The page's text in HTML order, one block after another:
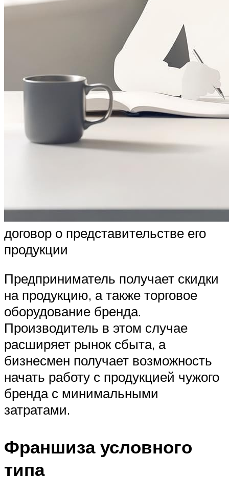
договор о представительстве его
продукции
Предприниматель получает скидки
на продукцию, а также торговое
оборудование бренда.
Производитель в этом случае
расширяет рынок сбыта, а
бизнесмен получает возможность
начать работу с продукцией чужого
бренда с минимальными
затратами.
Франшиза условного
типа